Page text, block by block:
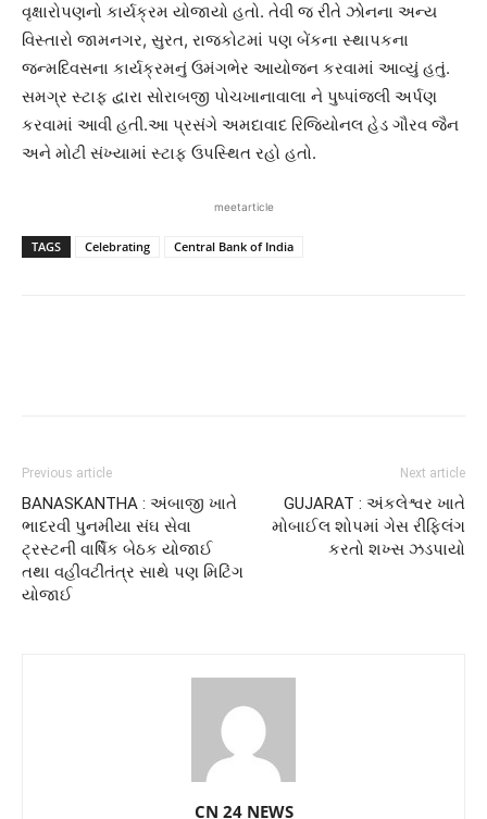
વૃક્ષારોપણનો કાર્યક્રમ યોજાયો હતો. તેવી જ રીતે ઝોનના અન્ય
વિસ્તારો જામનગર, સુરત, રાજકોટમાં પણ બેંકના સ્થાપકના
જન્મદિવસના કાર્યક્રમનું ઉમંગભેર આયોજન કરવામાં આવ્યું હતું.
સમગ્ર સ્ટાફ દ્વારા સોરાબજી પોચખાનાવાલા ને પુષ્પાંજલી અર્પણ
કરવામાં આવી હતી.આ પ્રસંગે અમદાવાદ રિજિયોનલ હેડ ગૌરવ જૈન
અને મોટી સંખ્યામાં સ્ટાફ ઉપસ્થિત રહો હતો.
meetarticle
TAGS Celebrating Central Bank of India
Previous article
BANASKANTHA : અંબાજી ખાતે
ભાદરવી પુનમીયા સંઘ સેવા
ટ્રસ્ટની વાર્ષિક બેઠક યોજાઈ
તથા વહીવટીતંત્ર સાથે પણ મિટિંગ
યોજાઈ
Next article
GUJARAT : અંકલેશ્વર ખાતે
મોબાઈલ શોપમાં ગેસ રીફ્લિંગ
કરતો શખ્સ ઝડપાયો
CN 24 NEWS